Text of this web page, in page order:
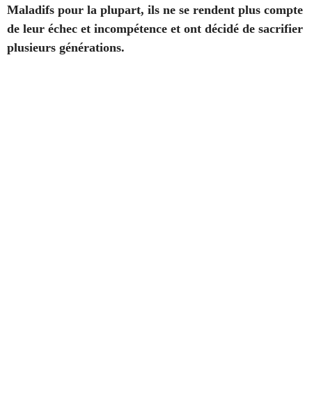
Maladifs pour la plupart, ils ne se rendent plus compte
de leur échec et incompétence et ont décidé de sacrifier
plusieurs générations.